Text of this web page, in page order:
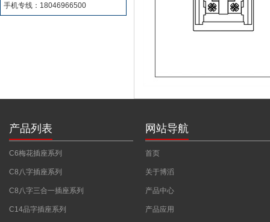
手机专线：18046966500
产品列表
C6梅花插座系列
C8八字插座系列
C8八字三合一插座系列
C14品字插座系列
网站导航
首页
关于博滔
产品中心
产品应用